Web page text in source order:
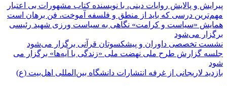
پیرایش و پالایش روایات دینی، با نویسنده کتاب مشهورات بی اعتبار
مهم‌ترین درسی که باید از منطق و فلسفه آموخت، فن برهان است
همایش «سیاست و کرامت» نگاهی به سیاست ورزی شهید رئیسی
برگزار می‌شود
نشست تخصصی داوران و پیشکسوتان قرآنی برگزار می‌شود
جلسه گزارش طرح ملی نهضت ملی «زندگی با آیه‌ها» برگزار می
شود
بازدید لاریجانی از غرفه انتشارات دانشگاه بین‌المللی اهل‌بیت (ع)